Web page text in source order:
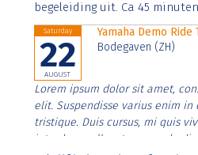
begeleiding uit. Ca 45
Saturday
22
AUGUST
Yamaha Demo Ride
Bodegaven (ZH)
Lorem ipsum dolor sit amet,
elit. Suspendisse varius enim in
tristique. Duis cursus, mi quis
interdum nulla, ut commodo